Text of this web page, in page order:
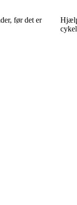
før det er